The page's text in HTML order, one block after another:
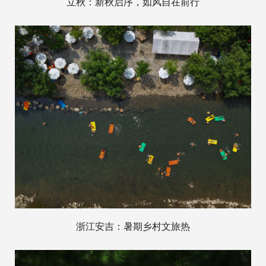
立秋：新秋启序，如风自在前行
浙江安吉：暑期乡村文旅热